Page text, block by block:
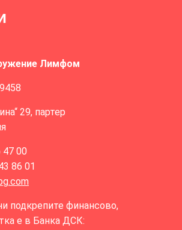
Лимфом
29, партер
47 00
86 01
подкрепите финансово,
е в Банка ДСК: